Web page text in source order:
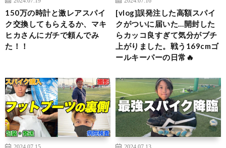
150万の時計と激レアスパイ
ク交換してもらえるか、マキ
ヒカさんにガチで頼んでみ
た！！
[vlog]誤発注した高額スパイ
クがついに届いた…開封した
らカッコ良すぎて気分がブチ
上がりました。戦う169cmゴ
ールキーパーの日常🔥
2024.07.15 2024.07.13